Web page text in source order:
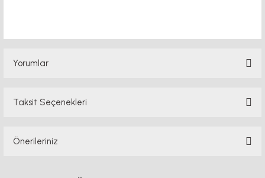
Yorumlar
Taksit Seçenekleri
Önerileriniz